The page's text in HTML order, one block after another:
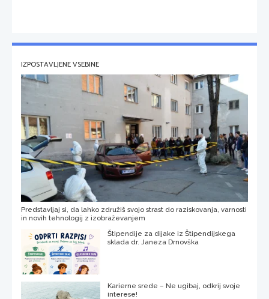
IZPOSTAVLJENE VSEBINE
Predstavljaj si, da lahko združiš svojo strast do raziskovanja, varnosti
in novih tehnologij z izobraževanjem
Štipendije za dijake iz Štipendijskega
sklada dr. Janeza Drnovška
Karierne srede – Ne ugibaj, odkrij svoje
interese!